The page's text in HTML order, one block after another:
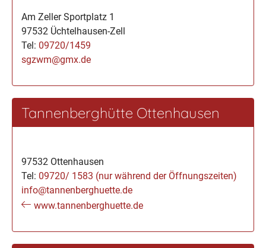
Am Zeller Sportplatz 1
97532 Üchtelhausen-Zell
Tel: 09720/1459
sgzwm@gmx.de
Tannenberghütte Ottenhausen
97532 Ottenhausen
Tel: 09720/ 1583 (nur während der Öffnungszeiten)
info@tannenberghuette.de
www.tannenberghuette.de